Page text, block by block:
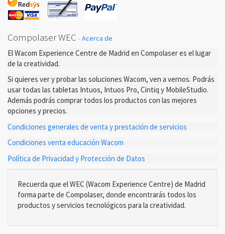
Compolaser WEC -Acerca de
El Wacom Experience Centre de Madrid en Compolaser es el lugar
de la creatividad.
Si quieres ver y probar las soluciones Wacom, ven a vernos. Podrás
usar todas las tabletas Intuos, Intuos Pro, Cintiq y MobileStudio.
Además podrás comprar todos los productos con las mejores
opciones y precios.
Condiciones generales de venta y prestación de servicios
Condiciones venta educación Wacom
Política de Privacidad y Protección de Datos
Recuerda que el WEC (Wacom Experience Centre) de Madrid
forma parte de Compolaser, donde encontrarás todos los
productos y servicios tecnológicos para la creatividad.